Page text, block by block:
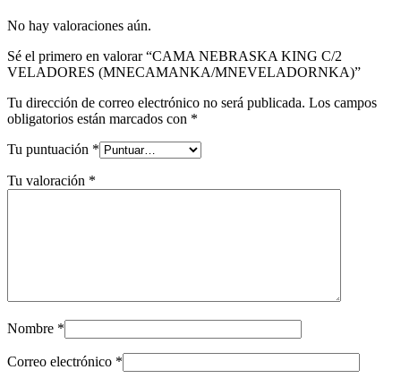
No hay valoraciones aún.
Sé el primero en valorar “CAMA NEBRASKA KING C/2
VELADORES (MNECAMANKA/MNEVELADORNKA)”
Tu dirección de correo electrónico no será publicada. Los campos
obligatorios están marcados con *
Tu puntuación *
Tu valoración *
Nombre *
Correo electrónico *